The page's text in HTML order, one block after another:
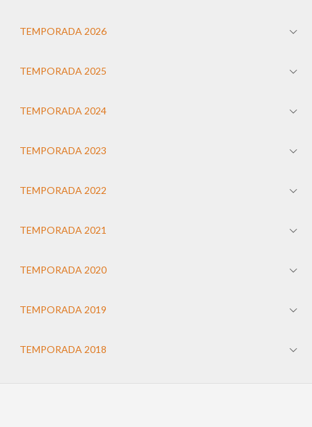
TEMPORADA 2026
TEMPORADA 2025
TEMPORADA 2024
TEMPORADA 2023
TEMPORADA 2022
TEMPORADA 2021
TEMPORADA 2020
TEMPORADA 2019
TEMPORADA 2018